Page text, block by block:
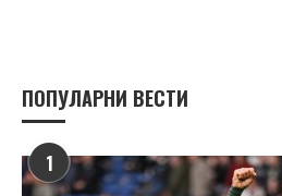
ПОПУЛАРНИ ВЕСТИ
1